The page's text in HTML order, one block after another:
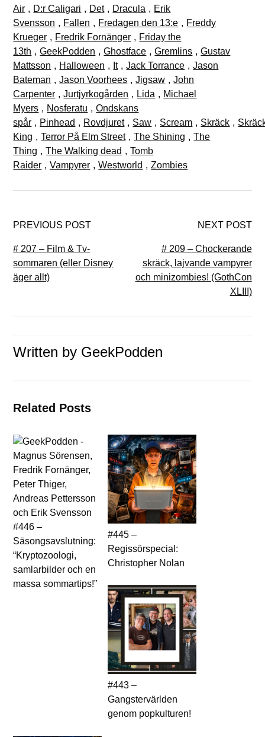
Air , D:r Caligari , Det , Dracula , Erik
Svensson , Fallen , Fredagen den 13:e , Freddy
Krueger , Fredrik Fornänger , Friday the
13th , GeekPodden , Ghostface , Gremlins , Gustav
Mattsson , Halloween , It , Jack Torrance , Jason
Bateman , Jason Voorhees , Jigsaw , John
Carpenter , Jurtjyrkogården , Lida , Michael
Myers , Nosferatu , Ondskans
spår , Pinhead , Rovdjuret , Saw , Scream , Skräck ,
King , Terror På Elm Street , The Shining , The
Thing , The Walking dead , Tomb
Raider , Vampyrer , Westworld , Zombies
PREVIOUS POST
# 207 – Film & Tv-
sommaren (eller Disney
äger allt)
NEXT POST
# 209 – Chockerande
skräck, lajvande vampyrer
och minizombies! (GothCon
XLIII)
Written by GeekPodden
Related Posts
#446 –
Säsongsavslutning:
“Kryptozoologi,
samlarbilder och en
massa sommartips!”
#445 –
Regissörspecial:
Christopher Nolan
#443 –
Gangstervärlden
genom popkulturen!